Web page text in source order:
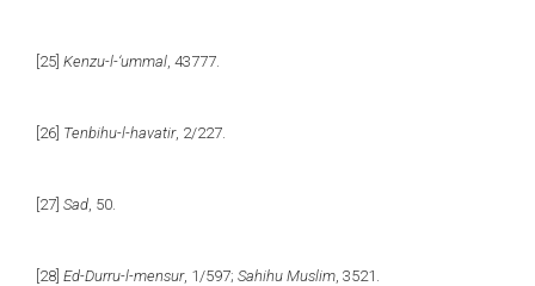
[25] Kenzu-l-‘ummal , 43777.
[26] Tenbihu-l-havatir, 2/227.
[27] Sad , 50.
[28] Ed-Durru-l-mensur, 1/597; Sahihu Muslim , 3521.